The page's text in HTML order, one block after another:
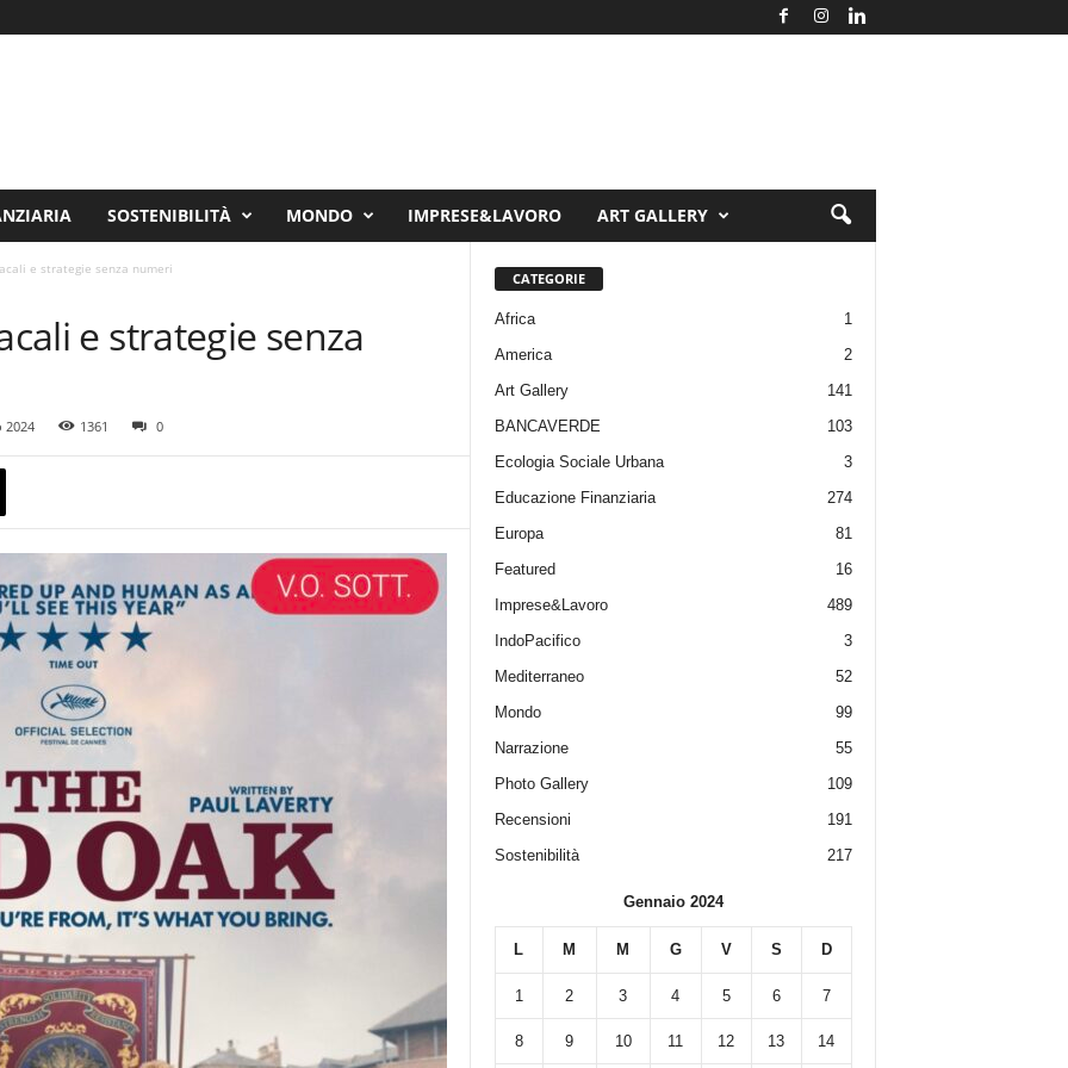
SOSTENIBILITÀ MONDO IMPRESE&LAVORO ART GALLERY
e strategie senza numeri
e strategie senza
2024 1361 0
CATEGORIE
Africa
1
America
2
Art Gallery
141
BANCAVERDE
103
Ecologia Sociale Urbana
3
Educazione Finanziaria
274
Europa
81
Featured
16
Imprese&Lavoro
489
IndoPacifico
3
Mediterraneo
52
Mondo
99
Narrazione
55
Photo Gallery
109
Recensioni
191
Sostenibilità
217
Gennaio 2024
L M M G V S D
1 2 3 4 5 6 7
8 9 10 11 12 13 14